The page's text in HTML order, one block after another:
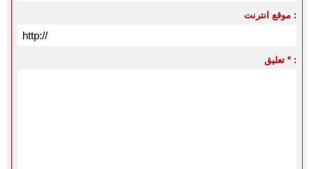
موقع انترنت :
تعليق * :